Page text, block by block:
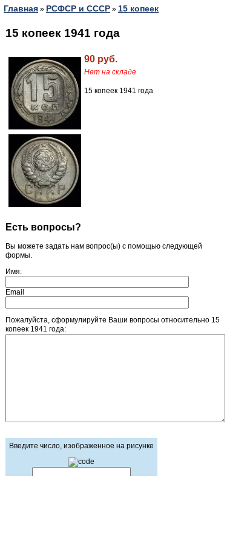
Главная » РСФСР и СССР » 15 копеек
15 копеек 1941 года
90 руб.
Нет на складе
15 копеек 1941 года
Есть вопросы?
Вы можете задать нам вопрос(ы) с помощью следующей
формы.
Имя:
Email
Пожалуйста, сформулируйте Ваши вопросы относительно 15
копеек 1941 года:
Введите число, изображенное на рисунке